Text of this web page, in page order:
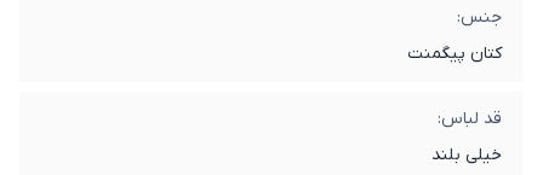
جنس:
کتان پیگمنت
قد لباس:
خیلی بلند